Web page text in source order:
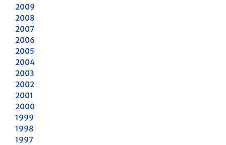
2009
2008
2007
2006
2005
2004
2003
2002
2001
2000
1999
1998
1997